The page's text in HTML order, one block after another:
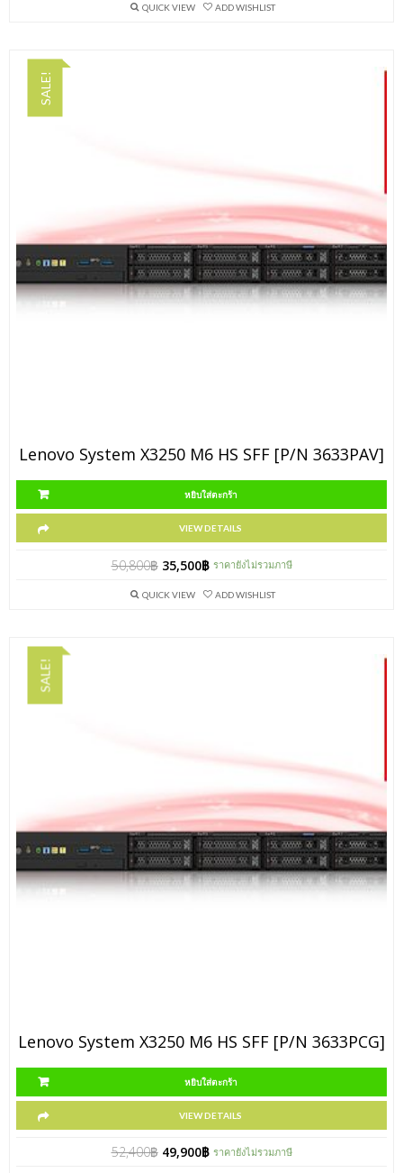
QUICK VIEW ADD WISHLIST
SALE!
Lenovo System X3250 M6 HS SFF [P/N 3633PAV]
หยิบใส่ตะกร้า
VIEW DETAILS
50,800฿ 35,500฿ ราคายังไม่รวมภาษี
QUICK VIEW ADD WISHLIST
SALE!
Lenovo System X3250 M6 HS SFF [P/N 3633PCG]
หยิบใส่ตะกร้า
VIEW DETAILS
52,400฿ 49,900฿ ราคายังไม่รวมภาษี